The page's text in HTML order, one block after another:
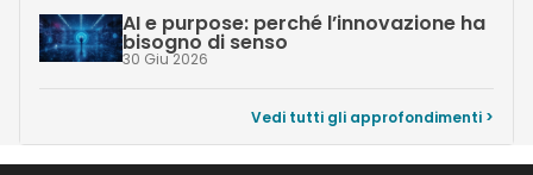
AI e purpose: perché l’innovazione ha
bisogno di senso
30 Giu 2026
Vedi tutti gli approfondimenti >